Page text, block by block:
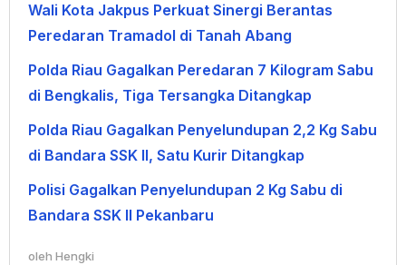
Wali Kota Jakpus Perkuat Sinergi Berantas
Peredaran Tramadol di Tanah Abang
Polda Riau Gagalkan Peredaran 7 Kilogram Sabu
di Bengkalis, Tiga Tersangka Ditangkap
Polda Riau Gagalkan Penyelundupan 2,2 Kg Sabu
di Bandara SSK II, Satu Kurir Ditangkap
Polisi Gagalkan Penyelundupan 2 Kg Sabu di
Bandara SSK II Pekanbaru
oleh Hengki